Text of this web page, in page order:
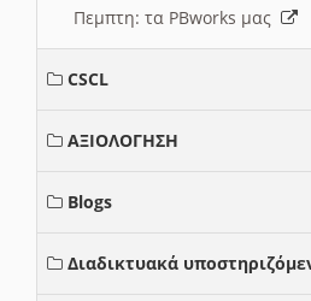
Πεμπτη: τα PBworks μας
CSCL
ΑΞΙΟΛΟΓΗΣΗ
Blogs
Διαδικτυακά